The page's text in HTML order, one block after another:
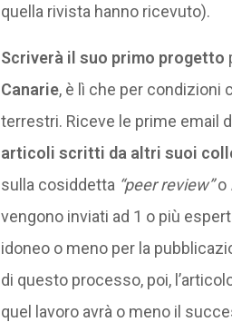
quella rivista hanno ricevuto).
Scriverà il suo primo progetto
Canarie, è lì che per condizioni
terrestri. Riceve le prime email
articoli scritti da altri suoi
sulla cosiddetta “peer review”o
vengono inviati ad 1 o più
idoneo o meno per la
di questo processo, poi,
quel lavoro avrà o meno il